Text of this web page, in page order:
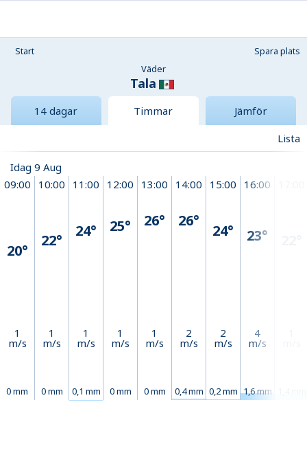
Start
Spara plats
Väder
Tala
14 dagar Timmar
Jämför
Lista
Idag 9 Aug
09:00
20°
1
m/s
0 mm
10:00
22°
1
m/s
0 mm
11:00
24°
1
m/s
0,1 mm
12:00
25°
1
m/s
0 mm
13:00
26°
1
m/s
0 mm
14:00
26°
2
m/s
0,4 mm
15:00
24°
2
m/s
0,2 mm
16:00
23°
4
m/s
1,6 mm